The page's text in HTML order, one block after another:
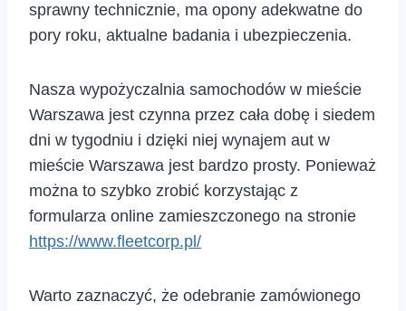
sprawny technicznie, ma opony adekwatne do
pory roku, aktualne badania i ubezpieczenia.
Nasza wypożyczalnia samochodów w mieście
Warszawa jest czynna przez cała dobę i siedem
dni w tygodniu i dzięki niej wynajem aut w
mieście Warszawa jest bardzo prosty. Ponieważ
można to szybko zrobić korzystając z
formularza online zamieszczonego na stronie
https://www.fleetcorp.pl/
Warto zaznaczyć, że odebranie zamówionego